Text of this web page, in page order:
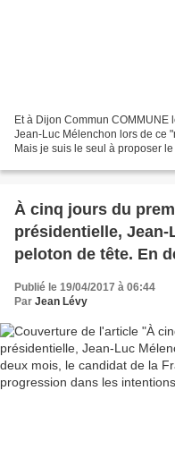
Et à Dijon Commun
Jean-Luc Mélenchon lors de ce
Mais je suis le seul à proposer
À cinq jours du
présidentielle,
peloton de tête. En
France insoumise a
progression dans
Publié le 19/04/2017 à 06:44
Par Jean Lévy